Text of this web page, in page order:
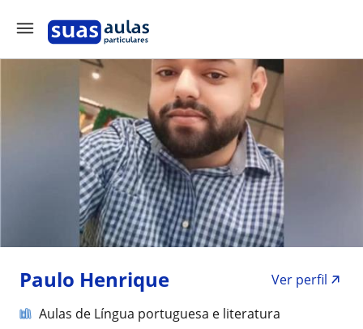
Paulo Henrique
Ver perfil
Aulas de Língua portuguesa e literatura